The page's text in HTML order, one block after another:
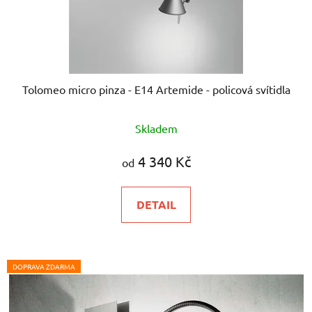
Tolomeo micro pinza - E14 Artemide - policová svítidla
hodnocení
produktu
5,0
z
Skladem
od4 340 Kč
DETAIL
DOPRAVA ZDARMA